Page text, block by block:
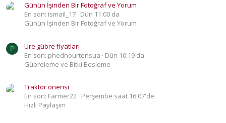
Günün İşinden Bir Fotoğraf ve Yorum
En son: ismail_17 Dün 11:00 da
Günün İşinden Bir Fotoğraf ve Yorum
P
Üre gübre fiyatları
En son: phednourtensua
Dün 10:19 da
Gübreleme ve Bitki Besleme
Traktör önerisi
En son: Farmer22 Perşembe saat 16:07'de
Hızlı Paylaşım